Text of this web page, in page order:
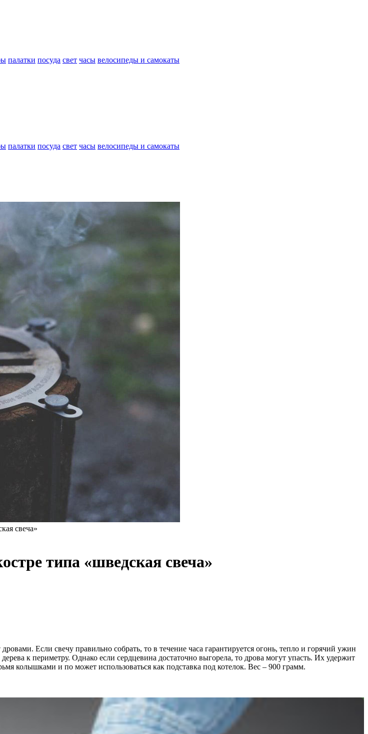
палатки посуда свет часы велосипеды и самокаты
палатки посуда свет часы велосипеды и самокаты
свеча»
типа «шведская свеча»
Если свечу правильно собрать, то в течение часа гарантируется огонь, тепло и горячий ужин
к периметру. Однако если сердцевина достаточно выгорела, то дрова могут упасть. Их удержит
колышками и по может использоваться как подставка под котелок. Вес – 900 грамм.